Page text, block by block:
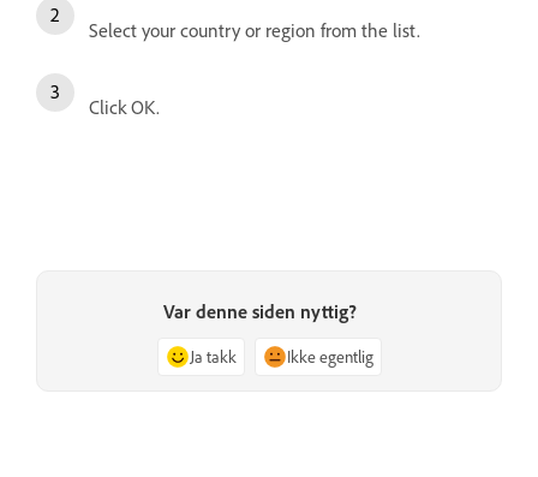
Select your country or region from the list.
Click OK.
Var denne siden nyttig?
Ja takk Ikke egentlig